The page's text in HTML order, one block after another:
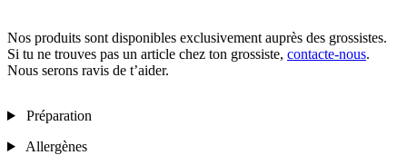
Nos produits sont disponibles exclusivement auprès des grossistes.
Si tu ne trouves pas un article chez ton grossiste, contacte-nous.
Nous serons ravis de t’aider.
Préparation
Allergènes